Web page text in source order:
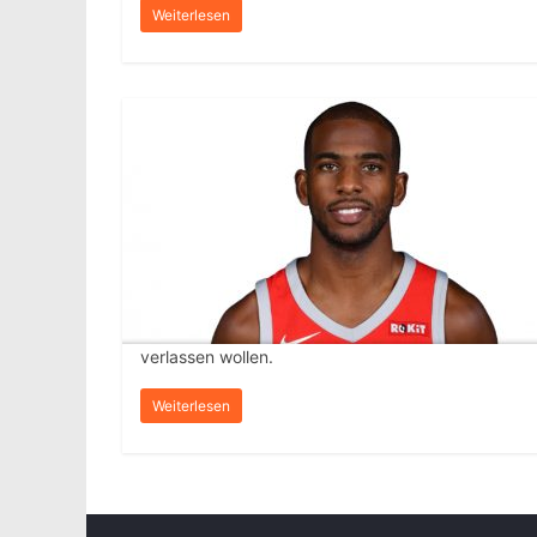
Weiterlesen
verlassen wollen.
Weiterlesen